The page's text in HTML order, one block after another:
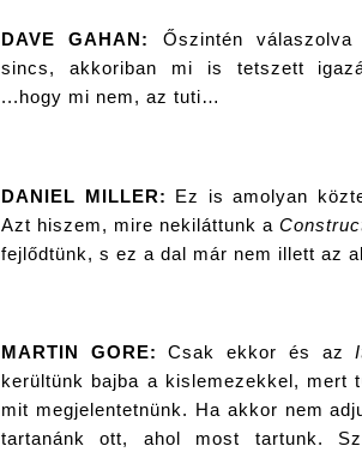
DAVE GAHAN:
Őszintén
sincs, akkoriban mi is tetszett
...hogy mi nem, az tuti…
DANIEL MILLER: Ez is amolyan
Azt hiszem, mire nekiláttunk a
fejlődtünk, s ez a dal már nem illett az
MARTIN GORE: Csak ekkor és az
kerültünk bajba a kislemezekkel, mert
mit megjelentetnünk. Ha akkor nem
tartanánk ott, ahol most tartunk.